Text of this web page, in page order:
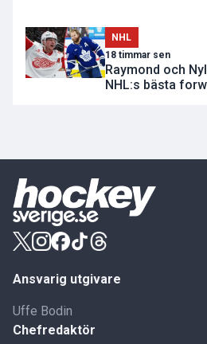
NHL
18 timmar sen
Raymond och
NHL:s bästa
Ansvarig utgivare
Uffe Bodin
Chefredaktör